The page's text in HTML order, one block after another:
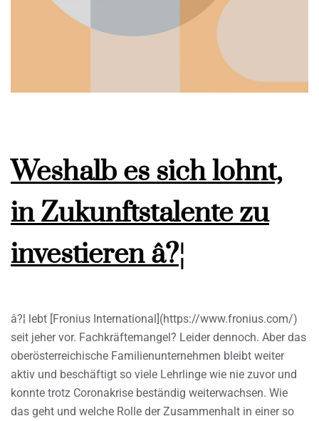
Weshalb es sich lohnt,
in Zukunftstalente zu
investieren â?¦
â?¦ lebt [Fronius International](https://www.fronius.com/)
seit jeher vor. Fachkräftemangel? Leider dennoch. Aber das
oberösterreichische Familienunternehmen bleibt weiter
aktiv und beschäftigt so viele Lehrlinge wie nie zuvor und
konnte trotz Coronakrise beständig weiterwachsen. Wie
das geht und welche Rolle der Zusammenhalt in einer so